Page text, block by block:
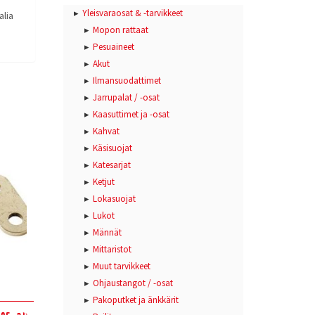
Yleisvaraosat & -tarvikkeet
Mopon rattaat
Pesuaineet
Akut
Ilmansuodattimet
Jarrupalat / -osat
Kaasuttimet ja -osat
Kahvat
Käsisuojat
Katesarjat
Ketjut
Lokasuojat
Lukot
Männät
Mittaristot
Muut tarvikkeet
Ohjaustangot / -osat
Pakoputket ja änkkärit